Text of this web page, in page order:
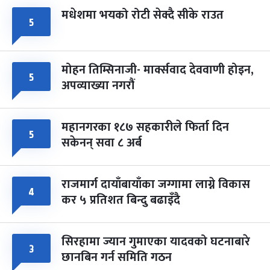
५ मधेशमा भयको रोटी सेक्दै सीके राउत
५ मोहन तिम्सिनाजी- मार्क्सवाद देववाणी होइन,
अपव्याख्या नगरौं
५ महानगरका १८७ सहकारीले फिर्ता दिन
सकेनन् सवा ८ अर्ब
४ राजमार्ग दायाँबायाँका जग्गामा लाग्ने विकास
कर ५ प्रतिशत बिन्दु बढाइँदै
३ सिरहामा ज्यान गुमाएका यादवको घटनाबारे
छानबिन गर्न समिति गठन